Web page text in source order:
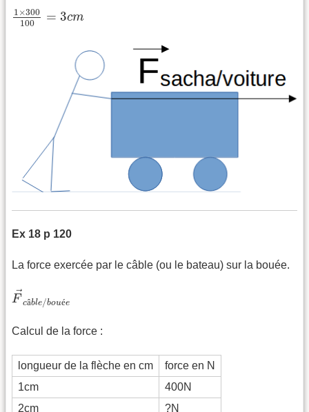
1×300
100
= 3cm
1 ×300 100
Ex 18 p 120
La force exercée par le câble (ou le bateau) sur la bouée.
→
F câble/bouée
F→
Calcul de la force :
longueur de la flèche en cm
force en N
1cm
400N
2cm
?N